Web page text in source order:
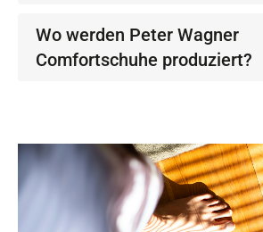
Wo werden Peter Wagner
Comfortschuhe produziert?